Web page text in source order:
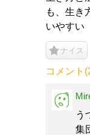
も、生き
いやすい
ナイス
コメント
う
集